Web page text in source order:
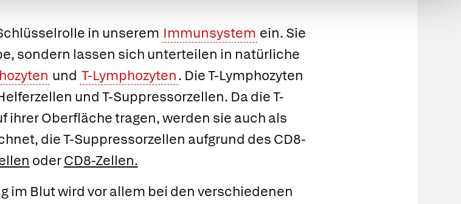
in unserem Immunsystem ein. Sie
sondern lassen sich unterteilen in natürliche
und T-Lymphozyten. DieT-Lymphozyten
und T-Suppressorzellen. Da dieT-
ihrer Oberfläche tragen, werden sie auch als
dieT-Suppressorzellen aufgrund des CD8-
oderCD8-Zellen.
im Blut wird vor allem bei den verschiedenen